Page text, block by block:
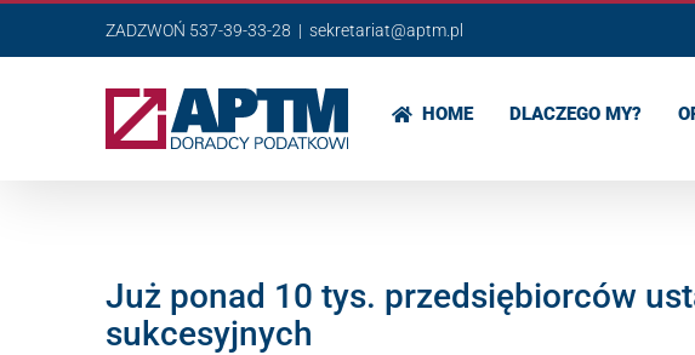
do
ZADZWOŃ 537-39-33-28 | sekretariat@aptm.pl
HOME DLACZEGO MY?
Już ponad 10 tys. przedsiębiorców
sukcesyjnych